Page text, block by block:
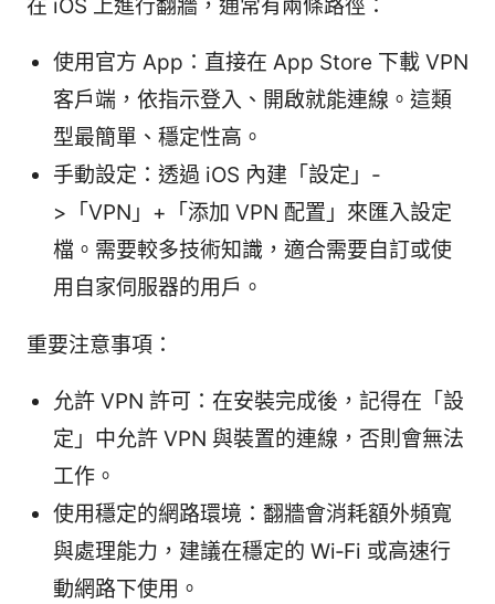
在 iOS 上進行翻牆，通常有兩條路徑：
使用官方 App：直接在 App Store 下載 VPN
客戶端，依指示登入、開啟就能連線。這類
型最簡單、穩定性高。
手動設定：透過 iOS 內建「設定」-
>「VPN」+「添加 VPN 配置」來匯入設定
檔。需要較多技術知識，適合需要自訂或使
用自家伺服器的用戶。
重要注意事項：
允許 VPN 許可：在安裝完成後，記得在「設
定」中允許 VPN 與裝置的連線，否則會無法
工作。
使用穩定的網路環境：翻牆會消耗額外頻寬
與處理能力，建議在穩定的 Wi‑Fi 或高速行
動網路下使用。